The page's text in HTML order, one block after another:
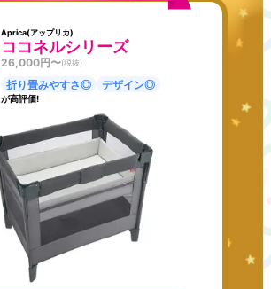
Aprica(アップリカ)
ココネルシリーズ
26,000円〜(税抜)
折り畳みやすさ◎ デザイン◎
が高評価!